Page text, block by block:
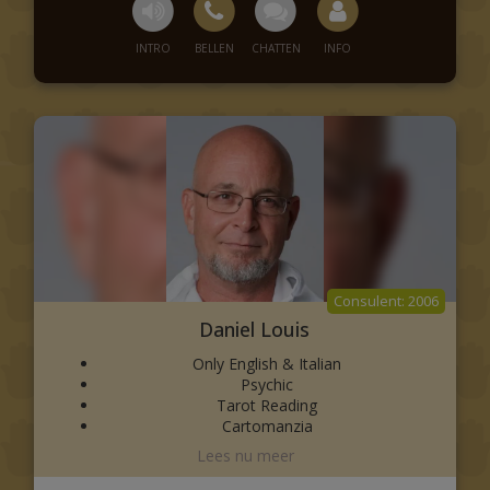
mensen helpen bij het verwijderen van vloeken en
bescherming bieden tegen negatieve energie.
2006
Daniel Louis
Only English & Italian
Psychic
Tarot Reading
Cartomanzia
Sibille